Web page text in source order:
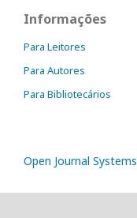
Informações
Para Leitores
Para Autores
Para Bibliotecários
Open Journal Systems